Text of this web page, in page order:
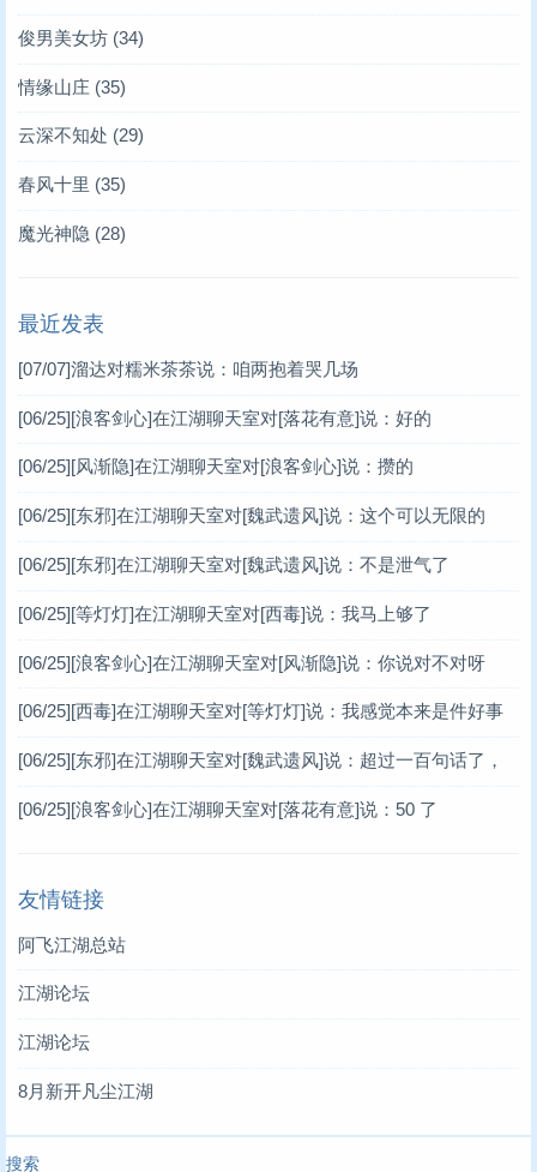
俊男美女坊 (34)
情缘山庄 (35)
云深不知处 (29)
春风十里 (35)
魔光神隐 (28)
最近发表
[07/07]溜达对糯米茶茶说：咱两抱着哭几场
[06/25][浪客剑心]在江湖聊天室对[落花有意]说：好的
[06/25][风渐隐]在江湖聊天室对[浪客剑心]说：攒的
[06/25][东邪]在江湖聊天室对[魏武遗风]说：这个可以无限的
[06/25][东邪]在江湖聊天室对[魏武遗风]说：不是泄气了
[06/25][等灯灯]在江湖聊天室对[西毒]说：我马上够了
[06/25][浪客剑心]在江湖聊天室对[风渐隐]说：你说对不对呀
[06/25][西毒]在江湖聊天室对[等灯灯]说：我感觉本来是件好事
[06/25][东邪]在江湖聊天室对[魏武遗风]说：超过一百句话了，
[06/25][浪客剑心]在江湖聊天室对[落花有意]说：50 了
友情链接
阿飞江湖总站
江湖论坛
江湖论坛
8月新开凡尘江湖
搜索